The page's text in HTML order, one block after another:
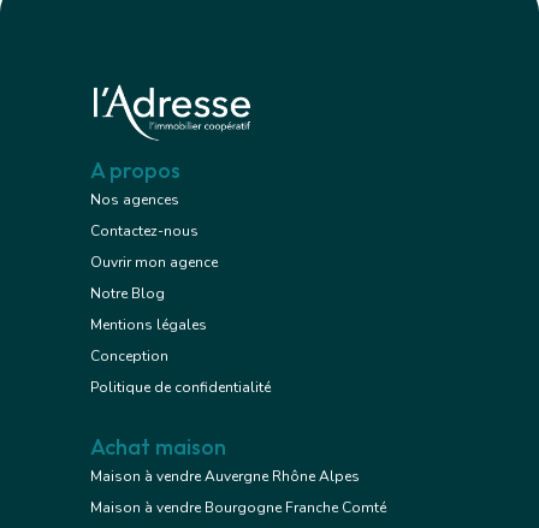
A propos
Nos agences
Contactez-nous
Ouvrir mon agence
Notre Blog
Mentions légales
Conception
Politique de confidentialité
Achat maison
Maison à vendre Auvergne Rhône Alpes
Maison à vendre Bourgogne Franche Comté